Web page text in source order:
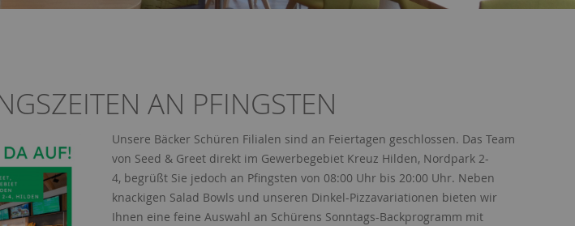
AN PFINGSTEN
Unsere Bäcker Schüren Filialen sind an Feiertagen geschlossen. Das Team
von Seed & Greet direkt im Gewerbegebiet Kreuz Hilden, Nordpark 2-
4 , begrüßt Sie jedoch an Pfingsten von 08:00 Uhr bis 20:00 Uhr . Neben
knackigen Salad Bowls und unseren Dinkel-Pizzavariationen bieten wir
Ihnen eine feine Auswahl an Schürens Sonntags-Backprogramm mit
die Auflösung des Browserfensters
Browsersitzung